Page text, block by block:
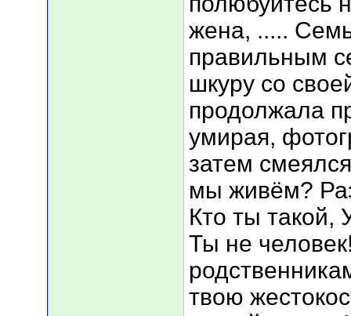
жена, .....
правильным
шкуру со
продолжала
умирая,
затем
мы живём?
Кто ты такой,
Ты не
твою